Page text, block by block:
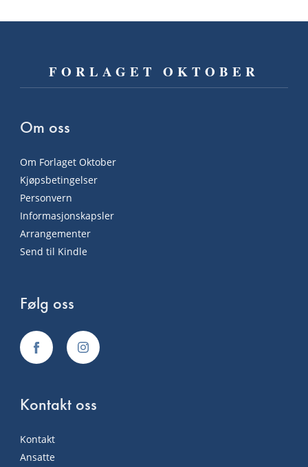
FORLAGET OKTOBER
Om oss
Om Forlaget Oktober
Kjøpsbetingelser
Personvern
Informasjonskapsler
Arrangementer
Send til Kindle
Følg oss
Kontakt oss
Kontakt
Ansatte